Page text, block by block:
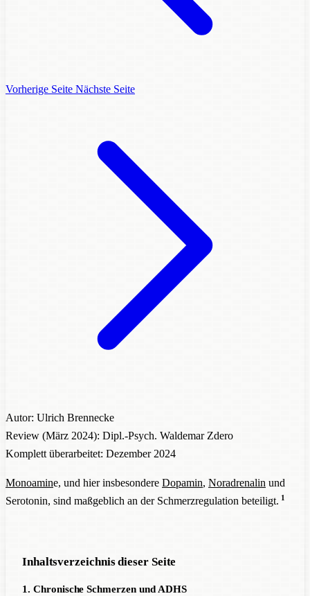
Vorherige Seite Nächste Seite
Autor: Ulrich Brennecke
Review (März 2024): Dipl.-Psych. Waldemar Zdero
Komplett überarbeitet: Dezember 2024
Monoamine, und hier insbesondere Dopamin, Noradrenalin und
Serotonin, sind maßgeblich an der Schmerzregulation beteiligt. 1
Inhaltsverzeichnis dieser Seite
1. Chronische Schmerzen und ADHS